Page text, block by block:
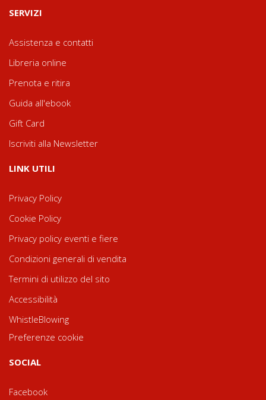
SERVIZI
Assistenza e contatti
Libreria online
Prenota e ritira
Guida all'ebook
Gift Card
Iscriviti alla Newsletter
LINK UTILI
Privacy Policy
Cookie Policy
Privacy policy eventi e fiere
Condizioni generali di vendita
Termini di utilizzo del sito
Accessibilità
WhistleBlowing
Preferenze cookie
SOCIAL
Facebook